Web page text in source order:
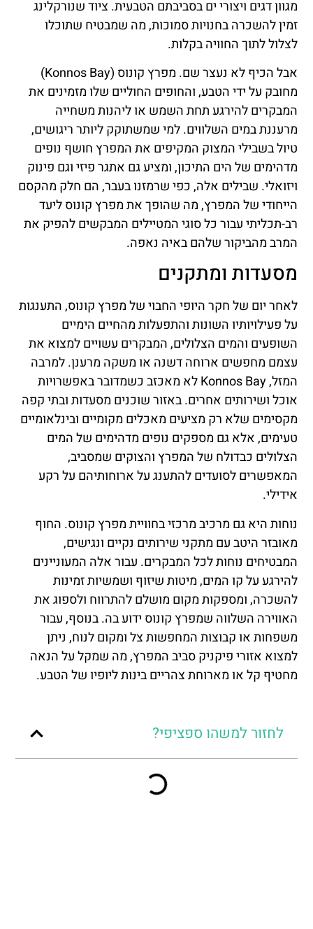
מגוון דגים ויצורי ים בסביבתם הטבעית. ציוד שנורקלינג
זמין להשכרה בחנויות סמוכות, מה שמבטיח שתוכלו
לצלול לתוך החוויה בקלות.
אבל הכיף לא נעצר שם. מפרץ קונוס (Konnos Bay)
מחובק על ידי הטבע, והחופים החוליים שלו מזמינים את
המבקרים להירגע תחת השמש או ליהנות משחייה
מרעננת במים השלווים. למי שמשתוקק ליותר ריגושים,
טיול בשבילי המצוק המקיפים את המפרץ חושף נופים
מדהימים של הים התיכון, ומציע גם אתגר פיזי וגם פינוק
ויזואלי. שבילים אלה, כפי שרמזנו בעבר, הם חלק מהקסם
הייחודי של המפרץ, מה שהופך את מפרץ קונוס ליעד
רב-תכליתי עבור כל סוגי המטיילים המבקשים להפיק את
המרב מהביקור שלהם באיה נאפה.
מסעדות ומתקנים
לאחר יום של חקר היופי החבוי של מפרץ קונוס, התענגות
על פעילויותיו השונות והתפעלות מהחיים הימיים
השופעים והמים הצלולים, המבקרים עשויים למצוא את
עצמם מחפשים ארוחה דשנה או משקה מרענן. למרבה
המזל, Konnos Bay לא מאכזב כשמדובר באפשרויות
אוכל ושירותים אחרים. באזור שוכנים מסעדות ובתי קפה
מקסימים שלא רק מציעים מאכלים מקומיים ובינלאומיים
טעימים, אלא גם מספקים נופים מדהימים של המים
הצלולים כבדולח של המפרץ והצוקים שמסביב,
המאפשרים לסועדים להתענג על ארוחותיהם על רקע
אידילי.
נוחות היא גם מרכיב מרכזי בחוויית מפרץ קונוס. החוף
מאובזר היטב עם מתקני שירותים נקיים ונגישים,
המבטיחים נוחות לכל המבקרים. עבור אלה המעוניינים
להירגע על קו המים, מיטות שיזוף ושמשיות זמינות
להשכרה, ומספקות מקום מושלם להתרווח ולספוג את
האווירה השלווה שמפרץ קונוס ידוע בה. בנוסף, עבור
משפחות או קבוצות המחפשות צל ומקום לנוח, ניתן
למצוא אזורי פיקניק סביב המפרץ, מה שמקל על הנאה
מחטיף קל או מארוחת צהריים בינות ליופיו של הטבע.
לחזור למשהו ספציפי?